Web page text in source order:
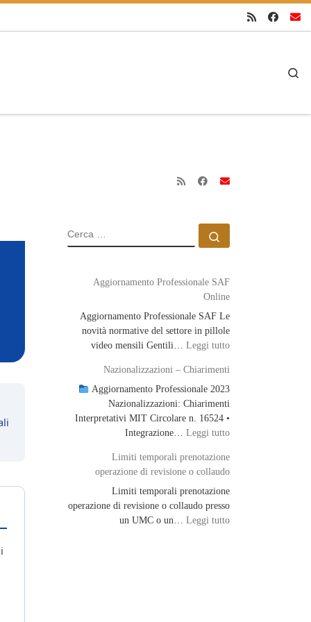
CERCA
Aggiornamento Professionale SAF
Online
Aggiornamento Professionale SAF Le
novità normative del settore in pillole
video mensili Gentili… Leggi tutto: Aggiornamento
Nazionalizzazioni – Chiarimenti
Aggiornamento Professionale 2023
Nazionalizzazioni: Chiarimenti
Interpretativi MIT Circolare n. 16524 •
Integrazione… Leggi tutto: Nazionalizzazioni
Limiti temporali prenotazione
operazione di revisione o collaudo
Limiti temporali prenotazione
operazione di revisione o collaudo presso
un UMC o un… Leggi tutto: Limiti temporali